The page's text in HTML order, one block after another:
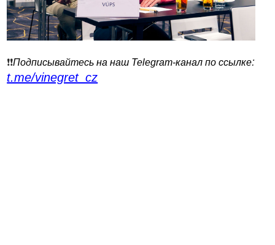
❗️❗️Подписывайтесь на наш Telegram-канал по ссылке:
t.me/vinegret_cz